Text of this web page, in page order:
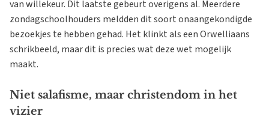
van willekeur. Dit laatste gebeurt overigens al. Meerdere
zondagschoolhouders meldden dit soort onaangekondigde
bezoekjes te hebben gehad. Het klinkt als een Orwelliaans
schrikbeeld, maar dit is precies wat deze wet mogelijk
maakt.
Niet salafisme, maar christendom in het
vizier